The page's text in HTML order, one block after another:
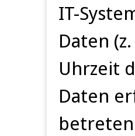
IT-
Daten
Uhrzeit
Daten